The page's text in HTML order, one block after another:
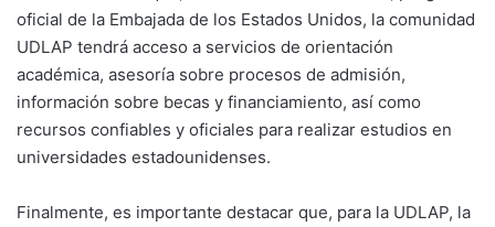
oficial de la Embajada de los Estados Unidos, la comunidad
UDLAP tendrá acceso a servicios de orientación
académica, asesoría sobre procesos de admisión,
información sobre becas y financiamiento, así como
recursos confiables y oficiales para realizar estudios en
universidades estadounidenses.
Finalmente, es importante destacar que, para la UDLAP, la